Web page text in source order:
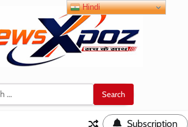
Subscription
Hindi